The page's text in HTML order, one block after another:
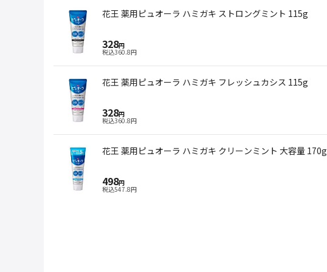
花王 薬用ピュオーラ ハミガキ ストロングミント 115g
328円
税込360.8円
花王 薬用ピュオーラ ハミガキ フレッシュカシス 115g
328円
税込360.8円
花王 薬用ピュオーラ ハミガキ クリーンミント 大容量 170g
498円
税込547.8円